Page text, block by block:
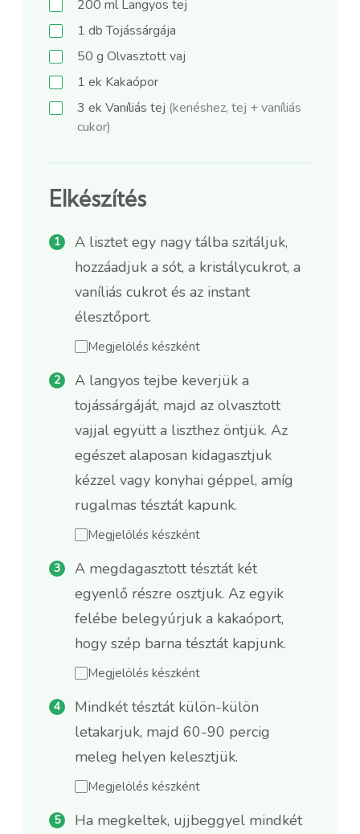
200 ml Langyos tej
1 dbTojássárgája
50 g Olvasztott vaj
1 ek Kakaópor
3 ek Vaníliás tej (kenéshez, tej + vaníliás
cukor)
Elkészítés
A lisztet egy nagy tálba szitáljuk,
hozzáadjuk a sót, a kristálycukrot, a
vaníliás cukrot és az instant
élesztőport.
Megjelölés készként
A langyos tejbe keverjük a
tojássárgáját, majd az olvasztott
vajjal együtt a liszthez öntjük. Az
egészet alaposan kidagasztjuk
kézzel vagy konyhai géppel, amíg
rugalmas tésztát kapunk.
Megjelölés készként
A megdagasztott tésztát két
egyenlő részre osztjuk. Az egyik
felébe belegyúrjuk a kakaóport,
hogy szép barna tésztát kapjunk.
Megjelölés készként
Mindkét tésztát külön-külön
letakarjuk, majd 60-90 percig
meleg helyen kelesztjük.
Megjelölés készként
Ha megkeltek, ujjbeggyel mindkét